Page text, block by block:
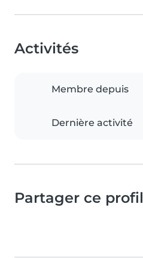
Activités
Membre depuis
Dernière activité
Partager ce profil